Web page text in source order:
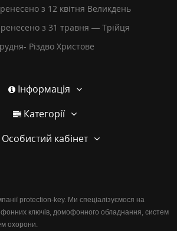
з 12 квітня Великдень
з 31 травня — Трійця
Різдво Христове
Інформація
Категорії
кабінет
protection-key. Ми спеціалізуємося на
ключів, домофонного обладнання, систем
охорони.